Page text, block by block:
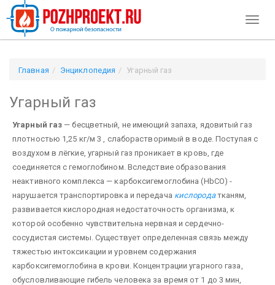
Главная Энциклопедия Угарный газ
Угарный газ
Угарный газ — бесцветный, не имеющий запаха, ядовитый газ
плотностью 1,25 кг/м 3 , слаборастворимый в воде. Поступая с
воздухом в лёгкие, угарный газ проникает в кровь, где
соединяется с гемоглобином. Вследствие образования
неактивного комплекса — карбоксигемоглобина (НbСО) -
нарушается транспортировка и передача кислородатканям,
развивается кислородная недостаточность организма, к
которой особенно чувствительна нервная и сердечно-
сосудистая системы. Существует определенная связь между
тяжестью интоксикации и уровнем содержания
карбоксигемоглобина в крови. Концентрации угарного газа,
обусловливающие гибель человека за время от 1 до 3 мин,